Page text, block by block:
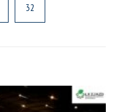
32